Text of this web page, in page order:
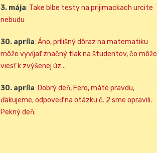
3. mája: Take blbe testy na prijimackach urcite
nebudu
30. apríla: Áno, prílišný dôraz na matematiku
môže vyvíjať značný tlak na študentov, čo môže
viesť k zvýšenej úz...
30. apríla: Dobrý deň, Fero, máte pravdu,
ďakujeme, odpoveď na otázku č. 2 sme opravili.
Pekný deň.